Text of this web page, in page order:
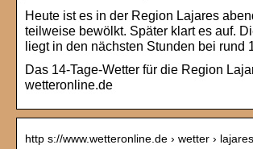
Heute ist es in der Region Lajares
teilweise bewölkt. Später klart es auf.
liegt in den nächsten Stunden bei rund
Das 14-Tage-Wetter für die Region
wetteronline.de
http s://www.wetteronline.de › wetter › lajares